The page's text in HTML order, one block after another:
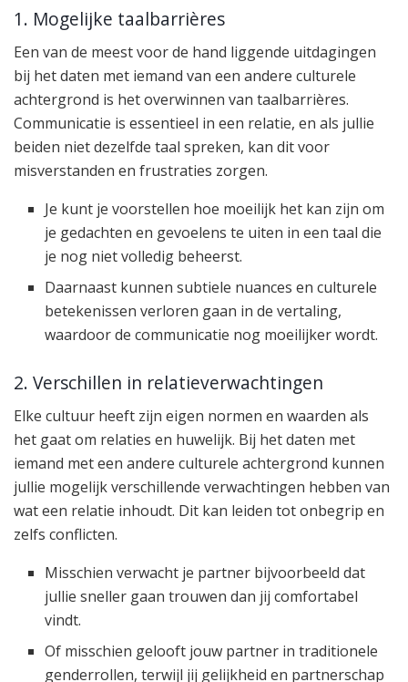
1. Mogelijke taalbarrières
Een van de meest voor de hand liggende uitdagingen
bij het daten met iemand van een andere culturele
achtergrond is het overwinnen van taalbarrières.
Communicatie is essentieel in een relatie, en als jullie
beiden niet dezelfde taal spreken, kan dit voor
misverstanden en frustraties zorgen.
Je kunt je voorstellen hoe moeilijk het kan zijn om
je gedachten en gevoelens te uiten in een taal die
je nog niet volledig beheerst.
Daarnaast kunnen subtiele nuances en culturele
betekenissen verloren gaan in de vertaling,
waardoor de communicatie nog moeilijker wordt.
2. Verschillen in relatieverwachtingen
Elke cultuur heeft zijn eigen normen en waarden als
het gaat om relaties en huwelijk. Bij het daten met
iemand met een andere culturele achtergrond kunnen
jullie mogelijk verschillende verwachtingen hebben van
wat een relatie inhoudt. Dit kan leiden tot onbegrip en
zelfs conflicten.
Misschien verwacht je partner bijvoorbeeld dat
jullie sneller gaan trouwen dan jij comfortabel
vindt.
Of misschien gelooft jouw partner in traditionele
genderrollen, terwijl jij gelijkheid en partnerschap